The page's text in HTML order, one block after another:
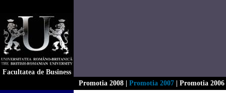
Facultatea de Business
Promotia 2008
Promotia 2007 Promotia 2006